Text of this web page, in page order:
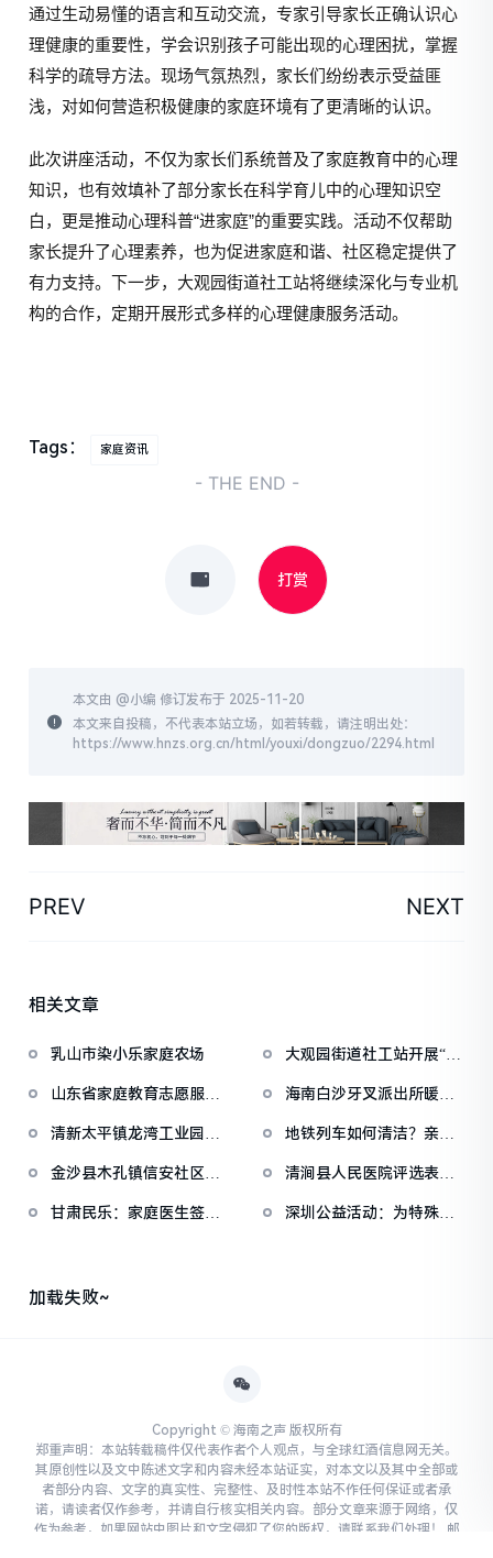
通过生动易懂的语言和互动交流，专家引导家长正确认识心
理健康的重要性，学会识别孩子可能出现的心理困扰，掌握
科学的疏导方法。现场气氛热烈，家长们纷纷表示受益匪
浅，对如何营造积极健康的家庭环境有了更清晰的认识。
此次讲座活动，不仅为家长们系统普及了家庭教育中的心理
知识，也有效填补了部分家长在科学育儿中的心理知识空
白，更是推动心理科普“进家庭”的重要实践。活动不仅帮助
家长提升了心理素养，也为促进家庭和谐、社区稳定提供了
有力支持。下一步，大观园街道社工站将继续深化与专业机
构的合作，定期开展形式多样的心理健康服务活动。
Tags： 家庭资讯
- THE END -
打赏
本文由 @小编 修订发布于 2025-11-20
本文来自投稿，不代表本站立场，如若转载，请注明出处：
https://www.hnzs.org.cn/html/youxi/dongzuo/2294.html
PREV NEXT
相关文章
乳山市染小乐家庭农场
大观园街道社工站开展“关
山东省家庭教育志愿服务
海南白沙牙叉派出所暖心
清新太平镇龙湾工业园妇
地铁列车如何清洁？亲子
金沙县木孔镇信安社区：
清涧县人民医院评选表彰
甘肃民乐：家庭医生签约
深圳公益活动：为特殊儿
加载失败~
Copyright © 海南之声 版权所有
郑重声明：本站转载稿件仅代表作者个人观点，与全球红酒信息网无关。
其原创性以及文中陈述文字和内容未经本站证实，对本文以及其中全部或
者部分内容、文字的真实性、完整性、及时性本站不作任何保证或者承
诺，请读者仅作参考，并请自行核实相关内容。部分文章来源于网络，仅
作为参考，如果网站中图片和文字侵犯了您的版权，请联系我们处理！ 邮